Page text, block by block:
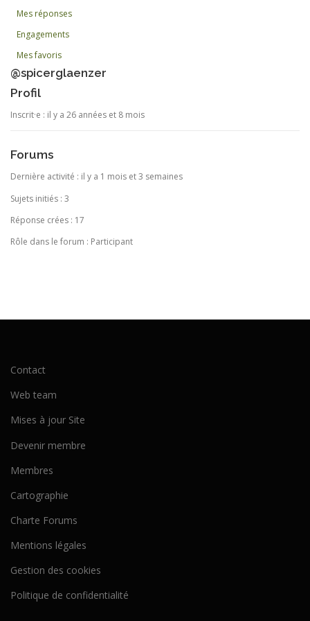
Mes réponses
Engagements
Mes favoris
@spicerglaenzer
Profil
Inscrit·e : il y a 26 années et 8 mois
Forums
Dernière activité : il y a 1 mois et 3 semaines
Sujets initiés : 3
Réponse crées : 17
Rôle dans le forum : Participant
Contact
Web team
Mises à jour Site
Devenir membre
Membres
Cartographie
Charte Forums
Mentions légales
Gestion des cookies
Politique de confidentialité